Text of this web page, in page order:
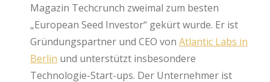
Magazin Techcrunch zweimal zum besten
„European Seed Investor“ gekürt wurde. Er ist
Gründungspartner und CEO von Atlantic Labs in
Berlin und unterstützt insbesondere
Technologie-Start-ups. Der Unternehmer ist